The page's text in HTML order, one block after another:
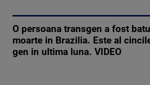
O persoana transgen a fost
moarte in Brazilia. Este al
gen in ultima luna. VIDEO